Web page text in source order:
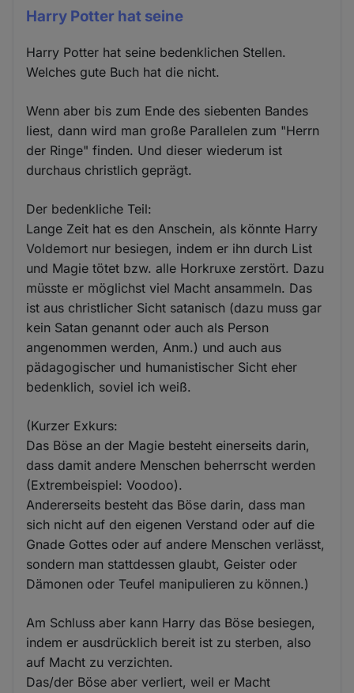
Harry Potter hat seine
Harry Potter hat seine bedenklichen Stellen.
Welches gute Buch hat die nicht.
Wenn aber bis zum Ende des siebenten Bandes
liest, dann wird man große Parallelen zum "Herrn
der Ringe" finden. Und dieser wiederum ist
durchaus christlich geprägt.
Der bedenkliche Teil:
Lange Zeit hat es den Anschein, als könnte Harry
Voldemort nur besiegen, indem er ihn durch List
und Magie tötet bzw. alle Horkruxe zerstört. Dazu
müsste er möglichst viel Macht ansammeln. Das
ist aus christlicher Sicht satanisch (dazu muss gar
kein Satan genannt oder auch als Person
angenommen werden, Anm.) und auch aus
pädagogischer und humanistischer Sicht eher
bedenklich, soviel ich weiß.
(Kurzer Exkurs:
Das Böse an der Magie besteht einerseits darin,
dass damit andere Menschen beherrscht werden
(Extrembeispiel: Voodoo).
Andererseits besteht das Böse darin, dass man
sich nicht auf den eigenen Verstand oder auf die
Gnade Gottes oder auf andere Menschen verlässt,
sondern man stattdessen glaubt, Geister oder
Dämonen oder Teufel manipulieren zu können.)
Am Schluss aber kann Harry das Böse besiegen,
indem er ausdrücklich bereit ist zu sterben, also
auf Macht zu verzichten.
Das/der Böse aber verliert, weil er Macht